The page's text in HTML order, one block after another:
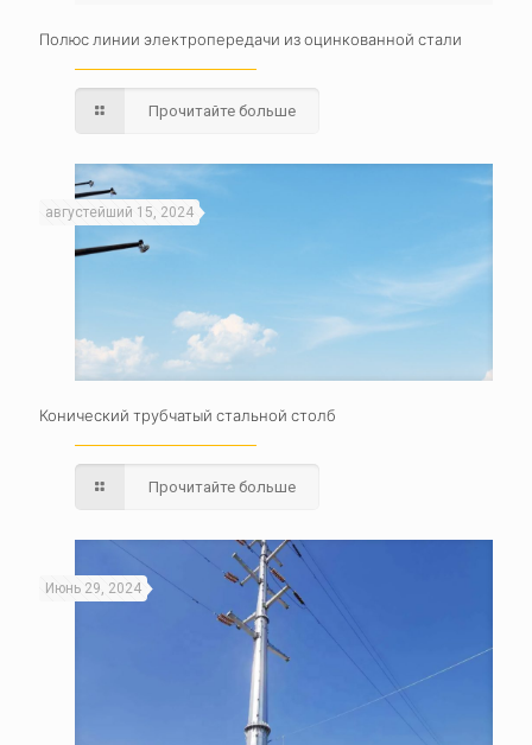
Полюс линии электропередачи из оцинкованной стали
Прочитайте больше
августейший 15, 2024
Конический трубчатый стальной столб
Прочитайте больше
Июнь 29, 2024